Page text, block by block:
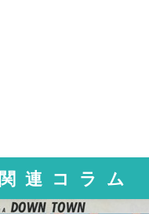
関連コラム